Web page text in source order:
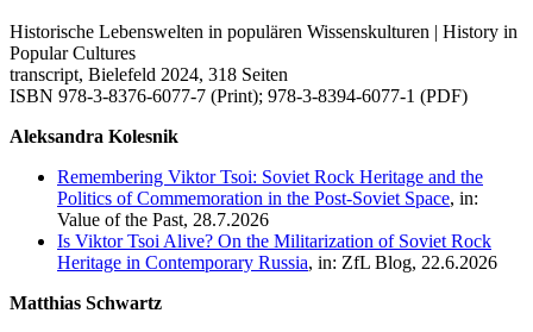
Historische Lebenswelten in populären Wissenskulturen | History in
Popular Cultures
transcript, Bielefeld 2024, 318 Seiten
ISBN 978-3-8376-6077-7 (Print); 978-3-8394-6077-1 (PDF)
Aleksandra Kolesnik
Remembering Viktor Tsoi: Soviet Rock Heritage and the
Politics of Commemoration in the Post-Soviet Space, in:
Value of the Past, 28.7.2026
Is Viktor Tsoi Alive? On the Militarization of Soviet Rock
Heritage in Contemporary Russia, in: ZfL Blog, 22.6.2026
Matthias Schwartz